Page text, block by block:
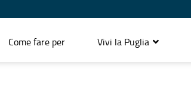
Come fare per Vivi la Puglia